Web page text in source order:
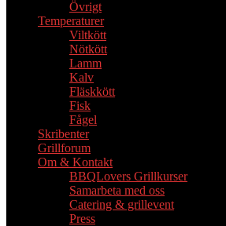
Övrigt
Temperaturer
Viltkött
Nötkött
Lamm
Kalv
Fläskkött
Fisk
Fågel
Skribenter
Grillforum
Om & Kontakt
BBQLovers Grillkurser
Samarbeta med oss
Catering & grillevent
Press